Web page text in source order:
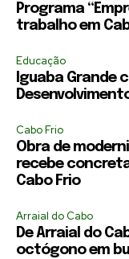
Programa
trabalho em
Educação
Iguaba Grande
Cabo Frio
Obra de
recebe
Cabo Frio
Arraial do Cabo
De Arraial do
octógono em